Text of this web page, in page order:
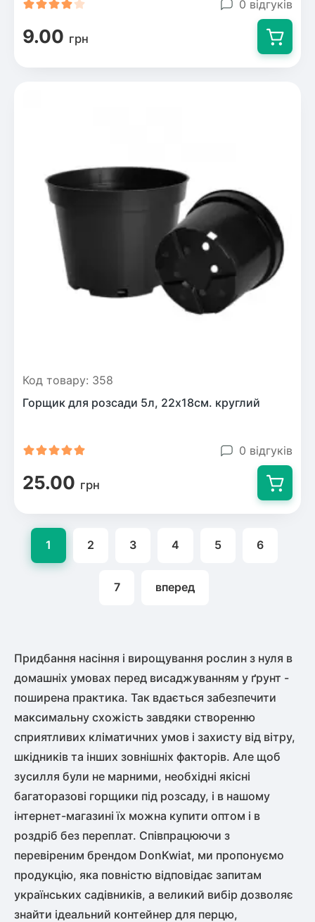
0 відгуків
9.00 грн
Код товару: 358
Горщик для розсади 5л, 22х18см. круглий
0 відгуків
25.00 грн
1 2 3 4 5 6
7 вперед
Придбання насіння і вирощування рослин з нуля в
домашніх умовах перед висаджуванням у ґрунт -
поширена практика. Так вдається забезпечити
максимальну схожість завдяки створенню
сприятливих кліматичних умов і захисту від вітру,
шкідників та інших зовнішніх факторів. Але щоб
зусилля були не марними, необхідні якісні
багаторазові горщики під розсаду, і в нашому
інтернет-магазині їх можна купити оптом і в
роздріб без переплат. Співпрацюючи з
перевіреним брендом DonKwiat, ми пропонуємо
продукцію, яка повністю відповідає запитам
українських садівників, а великий вибір дозволяє
знайти ідеальний контейнер для перцю,